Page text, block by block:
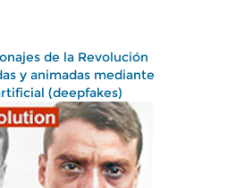
de la Revolución
y animadas mediante
(deepfakes)